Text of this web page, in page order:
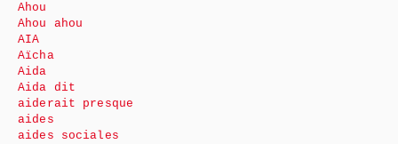
Ahou
Ahou ahou
AIA
Aïcha
Aida
Aida dit
aiderait presque
aides
aides sociales